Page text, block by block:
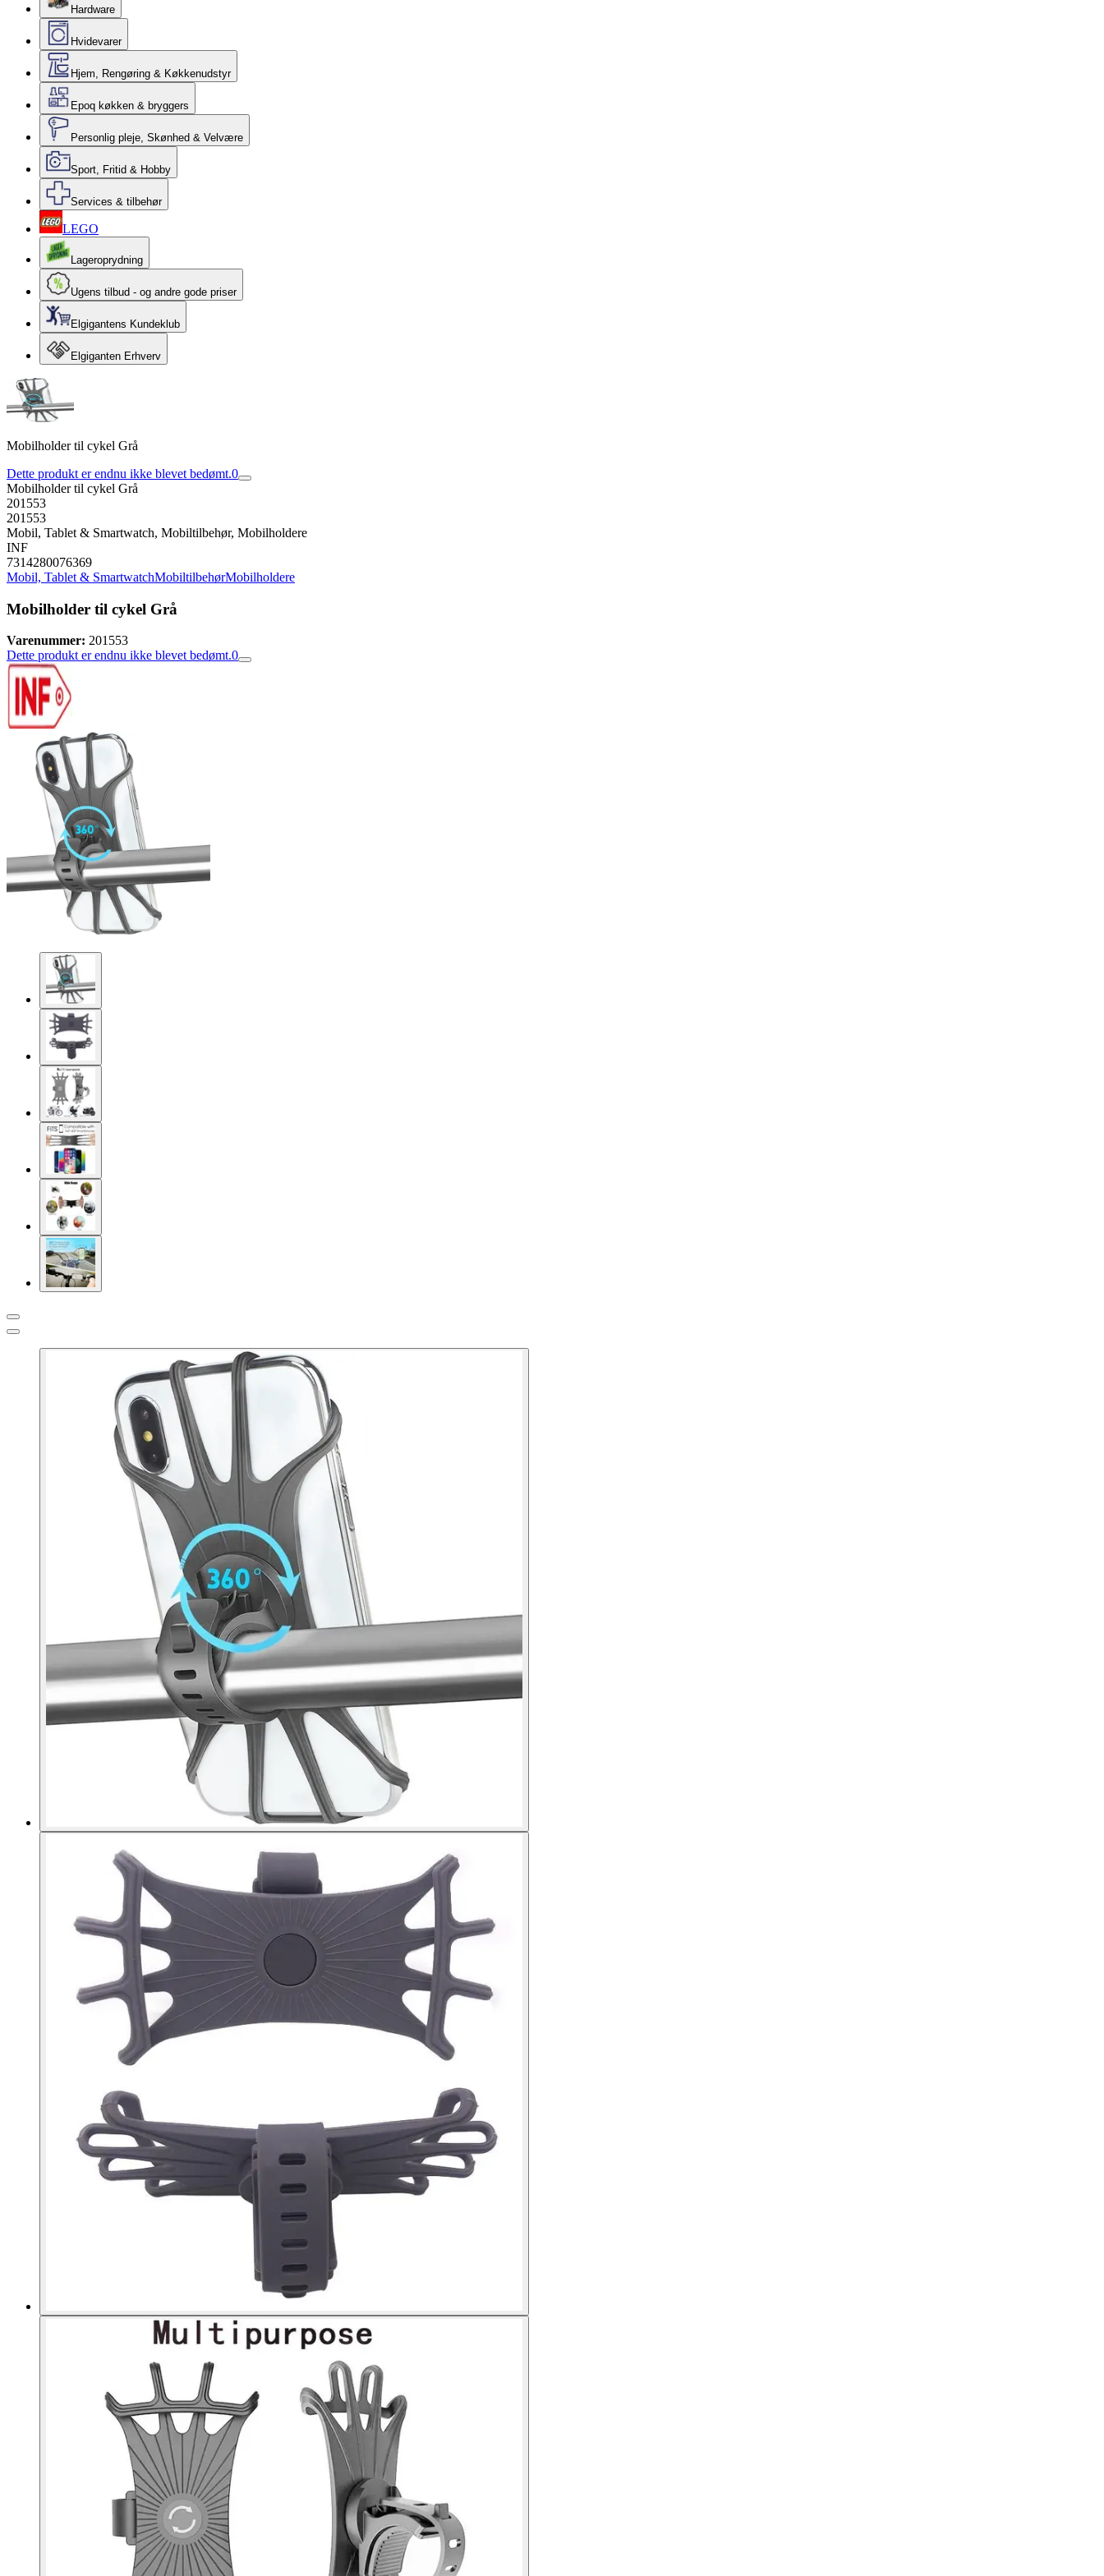
Hardware
Hvidevarer
Hjem, Rengøring & Køkkenudstyr
Epoq køkken & bryggers
Personlig pleje, Skønhed & Velvære
Sport, Fritid & Hobby
Services & tilbehør
LEGO
Lageroprydning
Ugens tilbud - og andre gode priser
Elgigantens Kundeklub
Elgiganten Erhverv
Mobilholder til cykel Grå
Dette produkt er endnu ikke blevet bedømt.0
Mobilholder til cykel Grå
201553
201553
Mobil, Tablet & Smartwatch, Mobiltilbehør, Mobilholdere
INF
7314280076369
Mobil, Tablet & SmartwatchMobiltilbehørMobilholdere
Mobilholder til cykel Grå
Varenummer: 201553
Dette produkt er endnu ikke blevet bedømt.0